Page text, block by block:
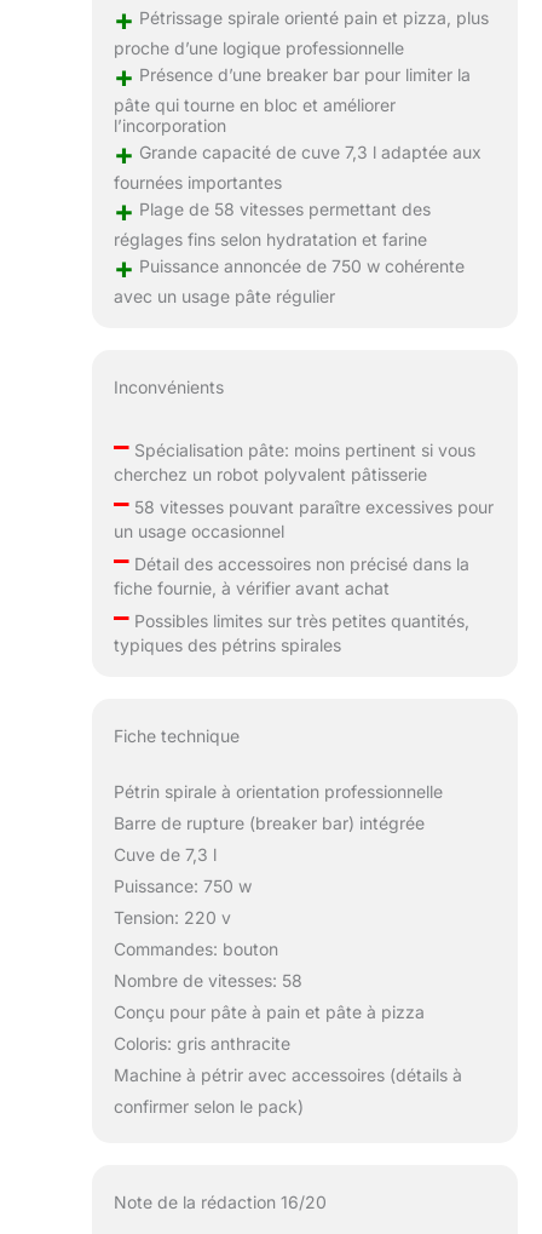
+ Pétrissage spirale orienté pain et pizza, plus
proche d’une logique professionnelle
+ Présence d’une breaker bar pour limiter la
pâte qui tourne en bloc et améliorer
l’incorporation
+ Grande capacité de cuve 7,3 l adaptée aux
fournées importantes
+ Plage de 58 vitesses permettant des
réglages fins selon hydratation et farine
+ Puissance annoncée de 750 w cohérente
avec un usage pâte régulier
Inconvénients
–Spécialisation pâte: moins pertinent si vous
cherchez un robot polyvalent pâtisserie
–58 vitesses pouvant paraître excessives pour
un usage occasionnel
–Détail des accessoires non précisé dans la
fiche fournie, à vérifier avant achat
–Possibles limites sur très petites quantités,
typiques des pétrins spirales
Fiche technique
Pétrin spirale à orientation professionnelle
Barre de rupture (breaker bar) intégrée
Cuve de 7,3 l
Puissance: 750 w
Tension: 220 v
Commandes: bouton
Nombre de vitesses: 58
Conçu pour pâte à pain et pâte à pizza
Coloris: gris anthracite
Machine à pétrir avec accessoires (détails à
confirmer selon le pack)
Note de la rédaction 16/20